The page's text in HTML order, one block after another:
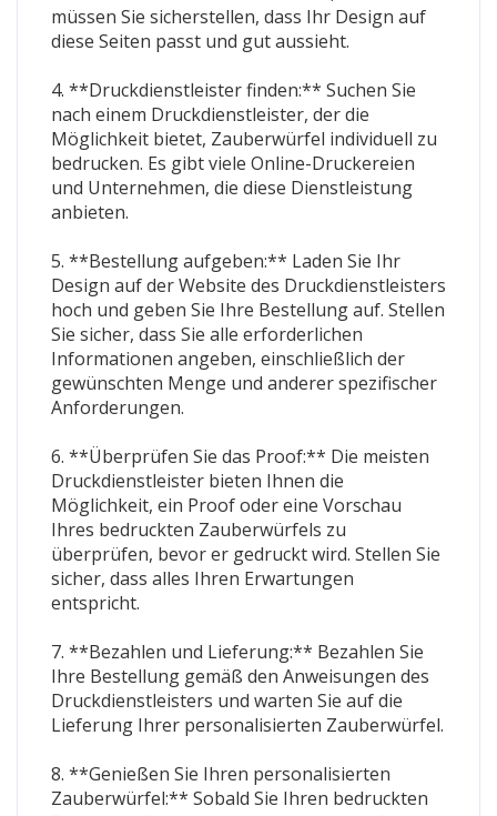
müssen Sie sicherstellen, dass Ihr Design auf
diese Seiten passt und gut aussieht.
4. **Druckdienstleister finden:** Suchen Sie
nach einem Druckdienstleister, der die
Möglichkeit bietet, Zauberwürfel individuell zu
bedrucken. Es gibt viele Online-Druckereien
und Unternehmen, die diese Dienstleistung
anbieten.
5. **Bestellung aufgeben:** Laden Sie Ihr
Design auf der Website des Druckdienstleisters
hoch und geben Sie Ihre Bestellung auf. Stellen
Sie sicher, dass Sie alle erforderlichen
Informationen angeben, einschließlich der
gewünschten Menge und anderer spezifischer
Anforderungen.
6. **Überprüfen Sie das Proof:** Die meisten
Druckdienstleister bieten Ihnen die
Möglichkeit, ein Proof oder eine Vorschau
Ihres bedruckten Zauberwürfels zu
überprüfen, bevor er gedruckt wird. Stellen Sie
sicher, dass alles Ihren Erwartungen
entspricht.
7. **Bezahlen und Lieferung:** Bezahlen Sie
Ihre Bestellung gemäß den Anweisungen des
Druckdienstleisters und warten Sie auf die
Lieferung Ihrer personalisierten Zauberwürfel.
8. **Genießen Sie Ihren personalisierten
Zauberwürfel:** Sobald Sie Ihren bedruckten